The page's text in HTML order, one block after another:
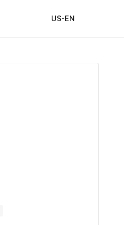
US-EN